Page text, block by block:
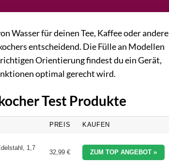
Wasser für deinen Tee, Kaffee oder andere
entscheidend. Die Fülle an Modellen
Orientierung findest du ein Gerät,
optimal gerecht wird.
Test Produkte
PREIS KAUFEN
1,7
32,99 € ZUM TOP ANGEBOT »